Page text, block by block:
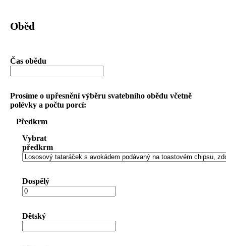
Oběd
Čas obědu
Prosíme o upřesnění výběru svatebního obědu včetně
polévky a počtu porcí:
Předkrm
Vybrat
předkrm
Dospělý
Dětský